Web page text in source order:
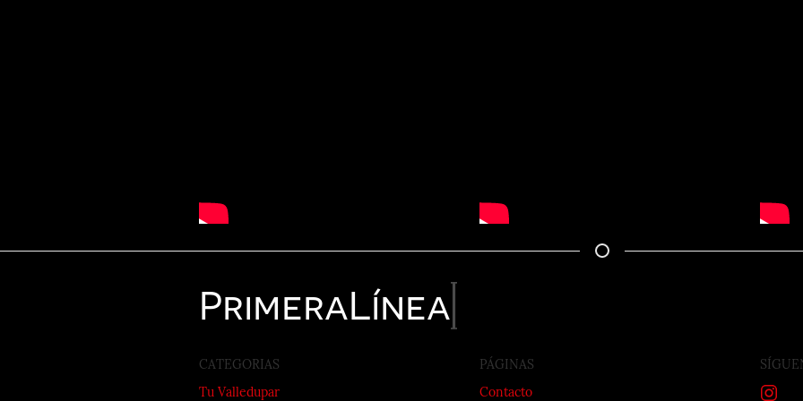
PrimeraLínea
CATEGORIAS
Tu Valledupar
PÁGINAS
Contacto